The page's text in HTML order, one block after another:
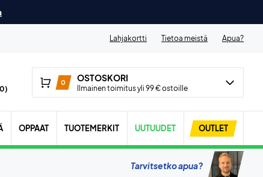
Lahjakortti Tietoa meistä Apua?
0)
0 OSTOSKORI
Ilmainen toimitus yli 99 € ostoille
OPPAAT TUOTEMERKIT UUTUUDET OUTLET
Tarvitsetko apua?